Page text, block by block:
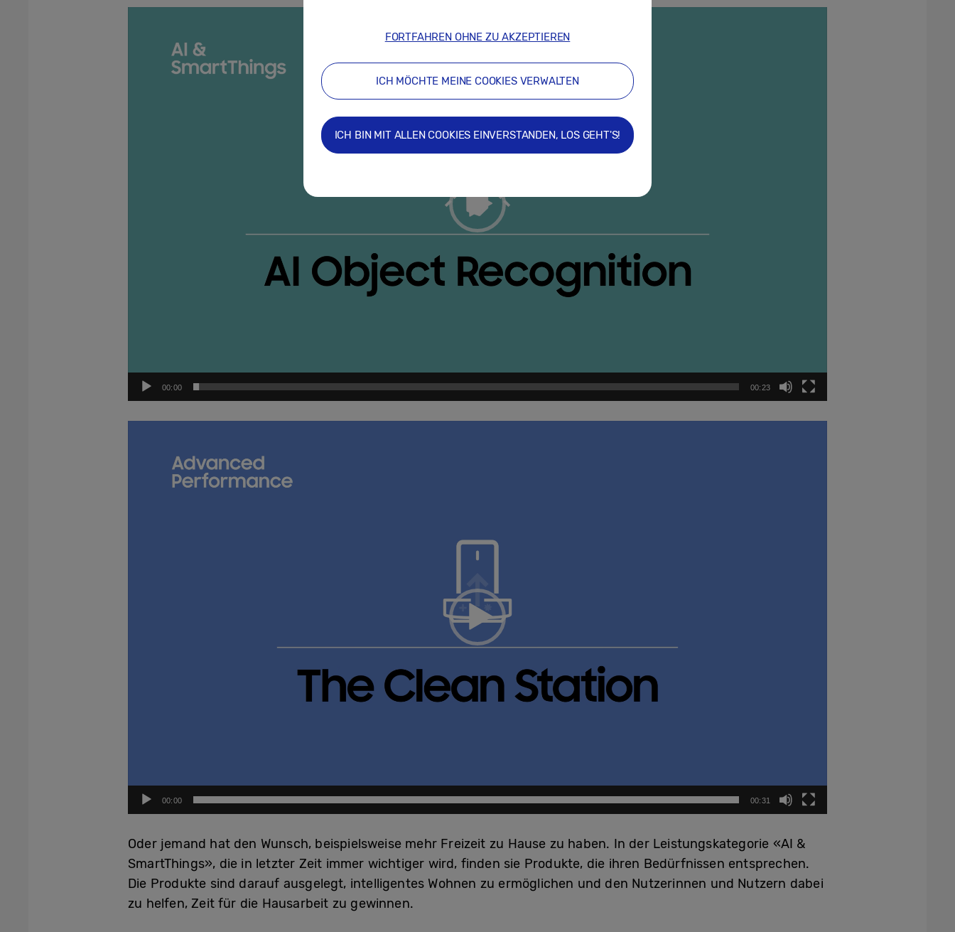
00:00 00:23
00:00 00:31
Oder jemand hat den Wunsch, beispielsweise mehr Freizeit zu Hause zu haben. In der Leistungskategorie «AI &
SmartThings», die in letzter Zeit immer wichtiger wird, finden sie Produkte, die ihren Bedürfnissen entsprechen.
Die Produkte sind darauf ausgelegt, intelligentes Wohnen zu ermöglichen und den Nutzerinnen und Nutzern dabei
zu helfen, Zeit für die Hausarbeit zu gewinnen.
FORTFAHREN OHNE ZU AKZEPTIEREN
ICH MÖCHTE MEINE COOKIES VERWALTEN
ICH BIN MIT ALLEN COOKIES EINVERSTANDEN, LOS GEHT'S!